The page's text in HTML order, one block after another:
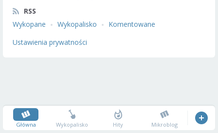
RSS
Wykopane
Wykopalisko
Komentowane
Ustawienia prywatności
Główna Wykopalisko Hity Mikroblog